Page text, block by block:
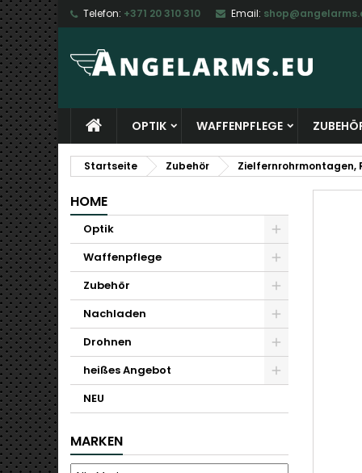
Telefon: +371 20 310 310 Email:
OPTIK WAFFENPFLEGE
Startseite Zubehör Zielfernrohrmontagen,
HOME
Optik
Waffenpflege
Zubehör
Nachladen
Drohnen
heißes Angebot
NEU
MARKEN